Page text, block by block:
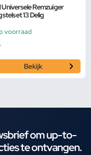
Universele Remzuiger
13 Delig
voorraad
Bekijk
om up-to-
te ontvangen.